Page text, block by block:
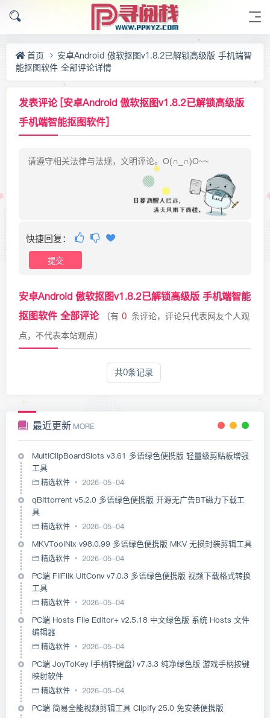
首页
安卓Android 傲软抠图v1.8.2已解锁高级版 手机端智
能抠图软件 全部评论详情
发表评论 [安卓Android 傲软抠图v1.8.2已解锁高级版
手机端智能抠图软件]
快捷回复：
安卓Android 傲软抠图v1.8.2已解锁高级版 手机端智能
抠图软件 全部评论
（有 0 条评论，评论只代表网友个人观
点，不代表本站观点）
共0条记录
最近更新 MORE
MultiClipBoardSlots v3.61 多语绿色便携版 轻量级剪贴板增强
工具
精选软件 2026-05-04
qBittorrent v5.2.0 多语绿色便携版 开源无广告BT磁力下载工
具
精选软件 2026-05-04
MKVToolNix v98.0.99 多语绿色便携版 MKV 无损封装剪辑工具
精选软件 2026-05-04
PC端 FliFlik UltConv v7.0.3 多语绿色便携版 视频下载格式转换
工具
精选软件 2026-05-04
PC端 Hosts File Editor+ v2.5.18 中文绿色版 系统 Hosts 文件
编辑器
精选软件 2026-05-04
PC端 JoyToKey (手柄转键盘) v7.3.3 纯净绿色版 游戏手柄按键
映射软件
精选软件 2026-05-04
PC端 简易全能视频剪辑工具 Clipify 25.0 免安装便携版